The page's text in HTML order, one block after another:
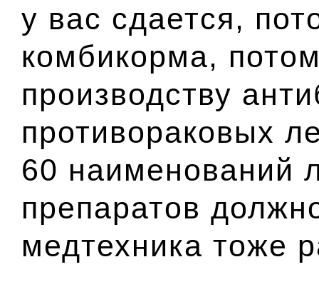
у вас сдается,
комбикорма,
производству
противораковых
60 наименований
препаратов
медтехника тоже